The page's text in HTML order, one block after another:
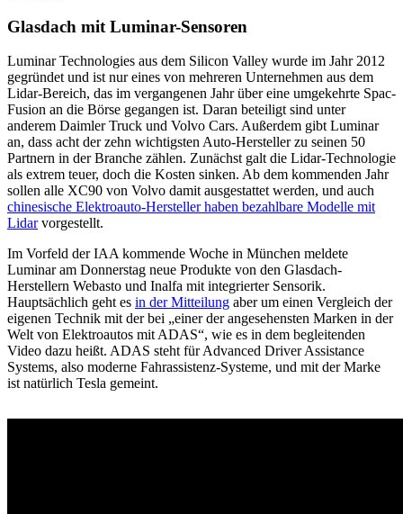
Glasdach mit Luminar-Sensoren
Luminar Technologies aus dem Silicon Valley wurde im Jahr 2012
gegründet und ist nur eines von mehreren Unternehmen aus dem
Lidar-Bereich, das im vergangenen Jahr über eine umgekehrte Spac-
Fusion an die Börse gegangen ist. Daran beteiligt sind unter
anderem Daimler Truck und Volvo Cars. Außerdem gibt Luminar
an, dass acht der zehn wichtigsten Auto-Hersteller zu seinen 50
Partnern in der Branche zählen. Zunächst galt die Lidar-Technologie
als extrem teuer, doch die Kosten sinken. Ab dem kommenden Jahr
sollen alle XC90 von Volvo damit ausgestattet werden, und auch
chinesische Elektroauto-Hersteller haben bezahlbare Modelle mit
Lidarvorgestellt.
Im Vorfeld der IAA kommende Woche in München meldete
Luminar am Donnerstag neue Produkte von den Glasdach-
Herstellern Webasto und Inalfa mit integrierter Sensorik.
Hauptsächlich geht es in der Mitteilung aber um einen Vergleich der
eigenen Technik mit der bei „einer der angesehensten Marken in der
Welt von Elektroautos mit ADAS“, wie es in dem begleitenden
Video dazu heißt. ADAS steht für Advanced Driver Assistance
Systems, also moderne Fahrassistenz-Systeme, und mit der Marke
ist natürlich Tesla gemeint.